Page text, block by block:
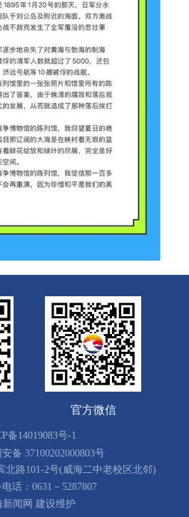
官方微信
备14019083号-1
备 37100202000803号
北路101-2号(威海二中老校区北邻)
话：0631－5287807
新闻网 建设维护